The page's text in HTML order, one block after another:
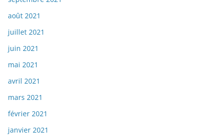
août 2021
juillet 2021
juin 2021
mai 2021
avril 2021
mars 2021
février 2021
janvier 2021